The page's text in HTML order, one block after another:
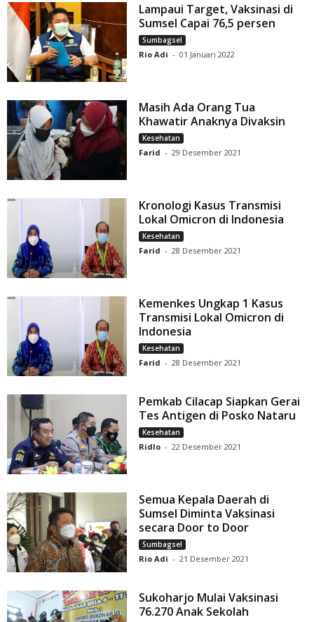
Lampaui Target, Vaksinasi di
Sumsel Capai 76,5 persen
Sumbagsel
Rio Adi - 01 Januari 2022
Masih Ada Orang Tua
Khawatir Anaknya Divaksin
Kesehatan
Farid - 29 Desember 2021
Kronologi Kasus Transmisi
Lokal Omicron di Indonesia
Kesehatan
Farid - 28 Desember 2021
Kemenkes Ungkap 1 Kasus
Transmisi Lokal Omicron di
Indonesia
Kesehatan
Farid - 28 Desember 2021
Pemkab Cilacap Siapkan Gerai
Tes Antigen di Posko Nataru
Kesehatan
Ridlo - 22 Desember 2021
Semua Kepala Daerah di
Sumsel Diminta Vaksinasi
secara Door to Door
Sumbagsel
Rio Adi - 21 Desember 2021
Sukoharjo Mulai Vaksinasi
76.270 Anak Sekolah